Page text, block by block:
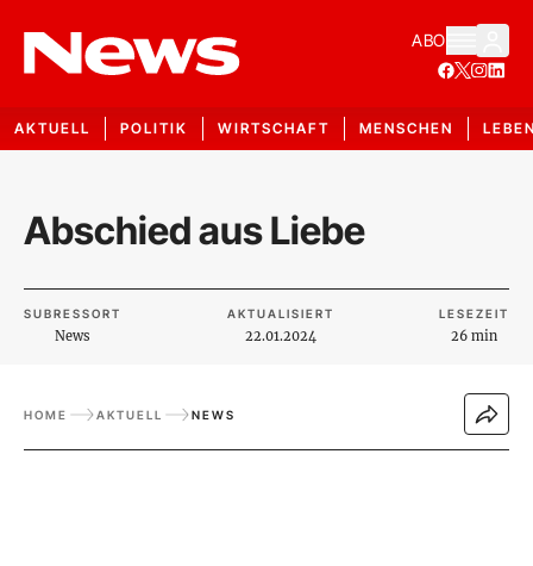
ABO
AKTUELL POLITIK WIRTSCHAFT MENSCHEN
Abschied aus Liebe
SUBRESSORT
News
AKTUALISIERT
22.01.2024
LESEZEIT
26 min
HOME AKTUELL NEWS